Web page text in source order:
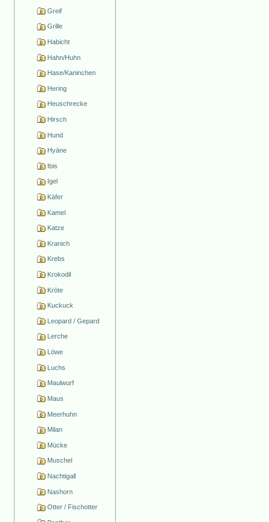
Greif
Grille
Habicht
Hahn/Huhn
Hase/Kaninchen
Hering
Heuschrecke
Hirsch
Hund
Hyäne
Ibis
Igel
Käfer
Kamel
Katze
Kranich
Krebs
Krokodil
Kröte
Kuckuck
Leopard / Gepard
Lerche
Löwe
Luchs
Maulwurf
Maus
Meerhuhn
Milan
Mücke
Muschel
Nachtigall
Nashorn
Otter / Fischotter